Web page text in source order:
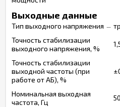
Выходные данные
Тип выходного напряжения
Точность стабилизации
выходного напряжения, %
Точность стабилизации
выходной частоты (при
работе от АБ), %
Номинальная выходная
частота, Гц